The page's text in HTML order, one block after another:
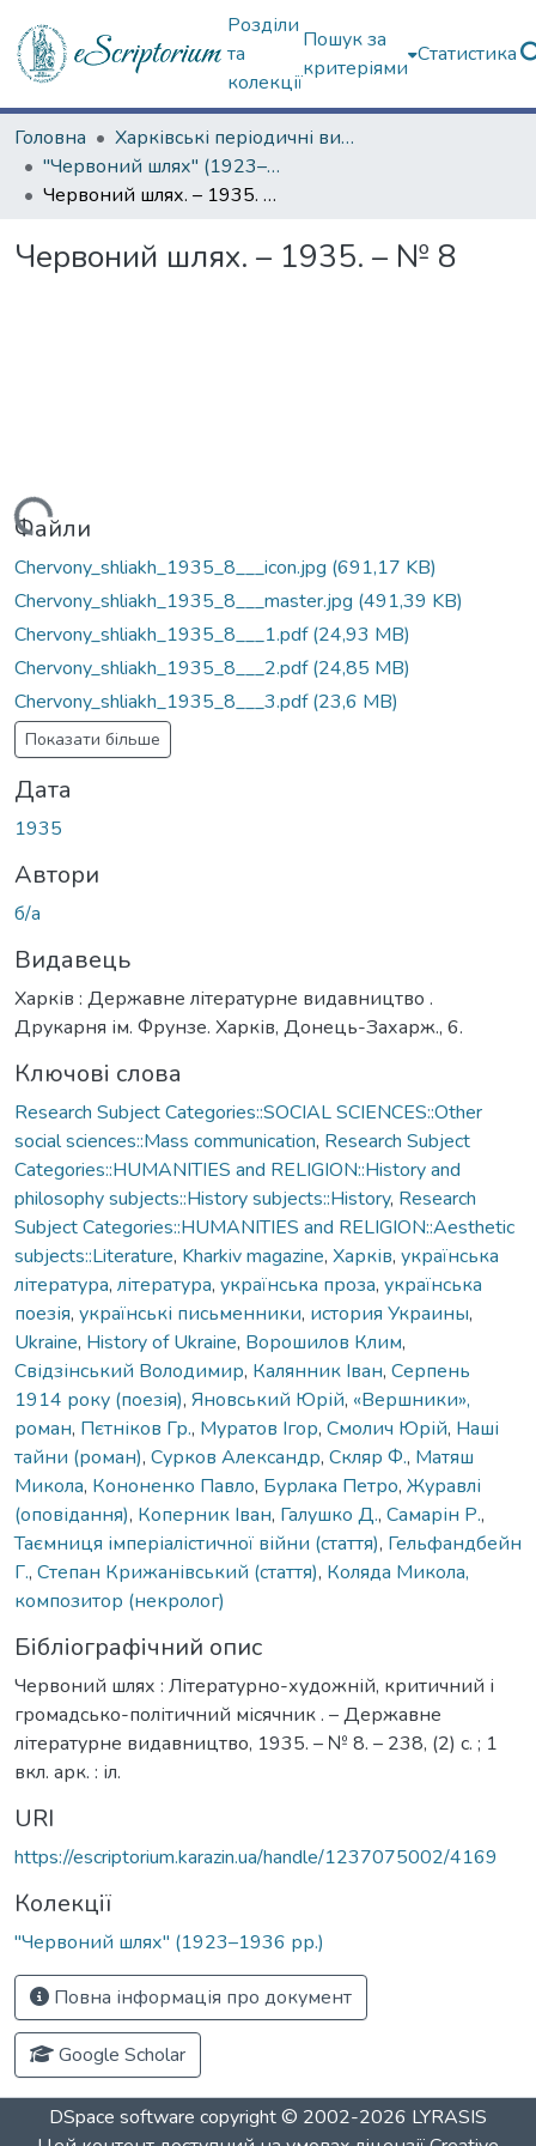
Розділи
та
колекції
Пошук за
критеріями
Статистика
Головна
Харківські періодичні видання
"Червоний шлях" (1923–1936 рр.)
Червоний шлях. – 1935. – № 8
Червоний шлях. – 1935. – № 8
Файли
Chervony_shliakh_1935_8___icon.jpg (691,17 KB)
Chervony_shliakh_1935_8___master.jpg (491,39 KB)
Chervony_shliakh_1935_8___1.pdf(24,93 MB)
Chervony_shliakh_1935_8___2.pdf(24,85 MB)
Chervony_shliakh_1935_8___3.pdf(23,6 MB)
Показати більше
Дата
1935
Автори
б/а
Видавець
Харків : Державне літературне видавництво .
Друкарня ім. Фрунзе. Харків, Донець-Захарж., 6.
Ключові слова
Research Subject Categories::SOCIAL SCIENCES::Other
social sciences::Mass communication, Research Subject
Categories::HUMANITIES and RELIGION::History and
philosophy subjects::History subjects::History, Research
Subject Categories::HUMANITIES and RELIGION::Aesthetic
subjects::Literature, Kharkiv magazine, Харків, українська
література, література, українська проза, українська
поезія, українські письменники, история Украины,
Ukraine, History of Ukraine, Ворошилов Клим,
Свідзінський Володимир, Калянник Іван, Серпень
1914 року (поезія), Яновський Юрій, «Вершники»,
роман, Пєтніков Гр., Муратов Ігор, Смолич Юрій, Наші
тайни (роман), Сурков Александр, Скляр Ф., Матяш
Микола, Кононенко Павло, Бурлака Петро, Журавлі
(оповідання), Коперник Іван, Галушко Д., Самарін Р.,
Таємниця імперіалістичної війни (стаття), Гельфандбейн
Г., Степан Крижанівський (стаття), Коляда Микола,
композитор (некролог)
Бібліографічний опис
Червоний шлях : Літературно-художній, критичний і
громадсько-політичний місячник . – Державне
літературне видавництво, 1935. – № 8. – 238, (2) с. ; 1
вкл. арк. : іл.
URI
https://escriptorium.karazin.ua/handle/1237075002/4169
Колекції
"Червоний шлях" (1923–1936 рр.)
Повна інформація про документ
Google Scholar
DSpace software copyright © 2002-2026 LYRASIS